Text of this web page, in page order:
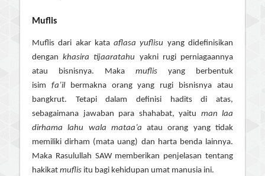
Muflis
Muflis dari akar kataaflasa yuflisu yang didefinisikan
dengankhasira tijaaratahu yakni rugi perniagaannya
atau bisnisnya. Maka muflis yang berbentuk
isim fa’ilbermakna orang yang rugi bisnisnya atau
bangkrut. Tetapi dalam definisi hadits di atas,
sebagaimana jawaban para shahabat, yaitu man laa
dirhama lahu wala mataa’a atau orang yang tidak
memiliki dirham (mata uang) dan harta benda lainnya.
Maka Rasulullah SAW memberikan penjelasan tentang
hakikat muflis itu bagi kehidupan umat manusia ini.